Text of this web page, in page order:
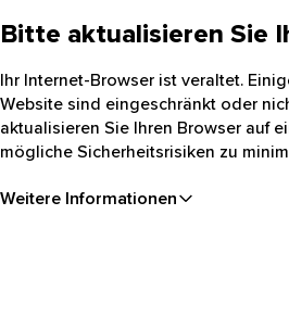
Bitte aktualisieren Sie
Ihr Internet-Browser ist veraltet.
Website sind eingeschränkt oder
aktualisieren Sie Ihren Browser auf
mögliche Sicherheitsrisiken zu
Weitere Informationen